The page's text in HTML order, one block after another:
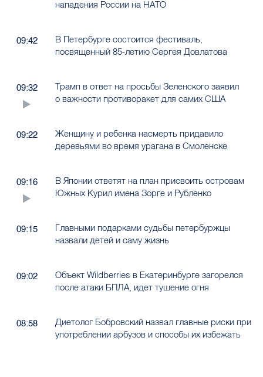
нападения России на НАТО
09:42
В Петербурге состоится фестиваль,
посвященный 85-летию Сергея Довлатова
09:32
Трамп в ответ на просьбы Зеленского заявил
о важности противоракет для самих США
09:22
Женщину и ребенка насмерть придавило
деревьями во время урагана в Смоленске
09:16
В Японии ответят на план присвоить островам
Южных Курил имена Зорге и Рубленко
09:15
Главными подарками судьбы петербуржцы
назвали детей и саму жизнь
09:02
Объект Wildberries в Екатеринбурге загорелся
после атаки БПЛА, идет тушение огня
08:58
Диетолог Бобровский назвал главные риски при
употреблении арбузов и способы их избежать